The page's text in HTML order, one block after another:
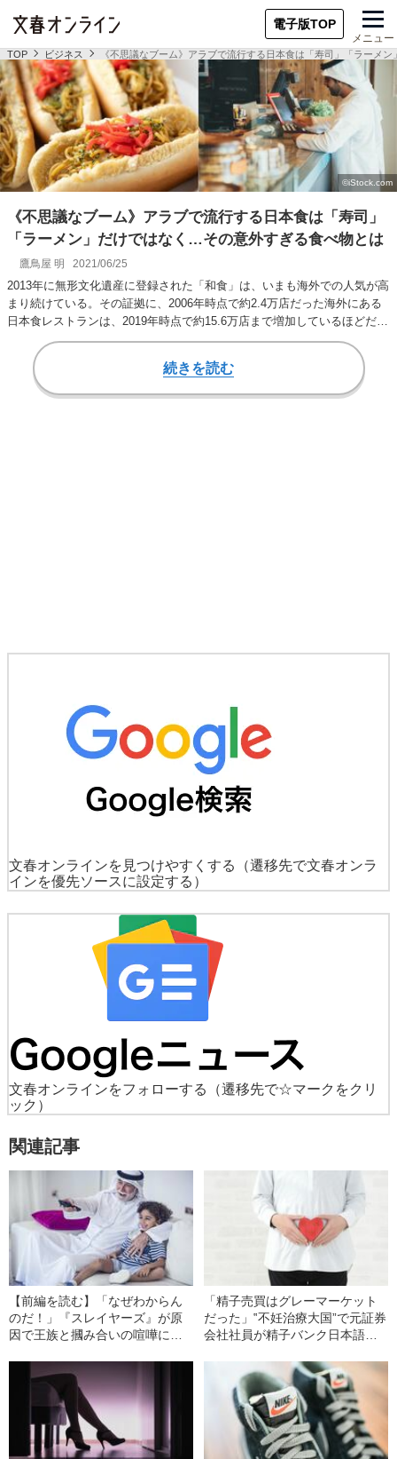
電子版TOP
メニュー
TOP ビジネス 《不思議なブーム》アラブで流行する日本食は「寿司」「ラーメ
《不思議なブーム》アラブで流行する日本食は「寿司」
「ラーメン」だけではなく…その意外すぎる食べ物とは
鷹鳥屋 明 2021/06/25
2013年に無形文化遺産に登録された「和食」は、いまも海外での人気が高
まり続けている。その証拠に、2006年時点で約2.4万店だった海外にある
日本食レストランは、2019年時点で約15.6万店まで増加しているほどだ…
続きを読む
文春オンラインを見つけやすくする
（遷移先で文春オンラ
インを優先ソースに設定する）
文春オンラインをフォローする
（遷移先で☆マークをクリ
ック）
関連記事
【前編を読む】「なぜわからん
のだ！」『スレイヤーズ』が原
因で王族と摑み合いの喧嘩に…
「精子売買はグレーマーケット
だった」‟不妊治療大国”で元証券
会社社員が精子バンク日本語窓